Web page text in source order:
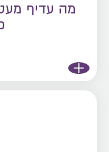
מה עדיף